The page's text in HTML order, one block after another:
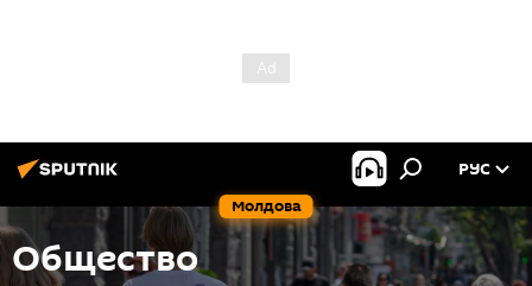
Молдова
РУС
Общество